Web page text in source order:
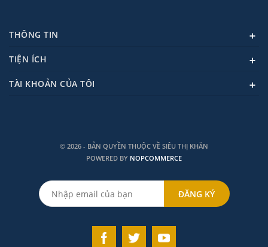
THÔNG TIN
TIỆN ÍCH
TÀI KHOẢN CỦA TÔI
© 2026 - BẢN QUYỀN THUỘC VỀ SIÊU THỊ KHĂN
POWERED BY NOPCOMMERCE